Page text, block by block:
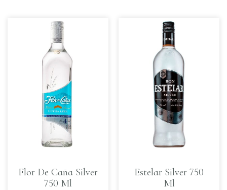
Flor De Caña Silver
750 Ml
Estelar Silver 750
Ml